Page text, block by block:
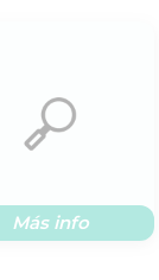
Más info